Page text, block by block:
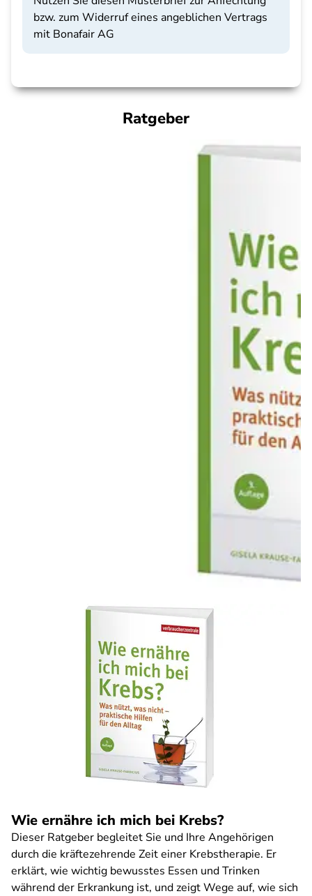
bzw. zum Widerruf eines angeblichen Vertrags
mit Bonafair AG
Ratgeber
Wie ernähre ich mich bei Krebs?
Dieser Ratgeber begleitet Sie und Ihre Angehörigen
durch die kräftezehrende Zeit einer Krebstherapie. Er
erklärt, wie wichtig bewusstes Essen und Trinken
während der Erkrankung ist, und zeigt Wege auf, wie sich